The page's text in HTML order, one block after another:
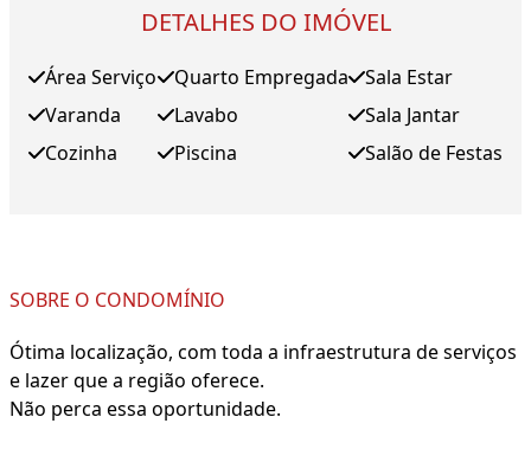
DETALHES DO IMÓVEL
Área Serviço
Varanda
Cozinha
Quarto Empregada
Lavabo
Piscina
Sala Estar
Sala Jantar
Salão de Festas
SOBRE O CONDOMÍNIO
Ótima localização, com toda a infraestrutura de serviços
e lazer que a região oferece.
Não perca essa oportunidade.